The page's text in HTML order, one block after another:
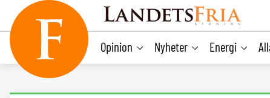
content
Opinion Nyheter Energi